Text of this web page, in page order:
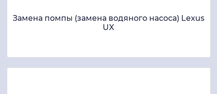
Замена помпы (замена водяного насоса) Lexus
UX